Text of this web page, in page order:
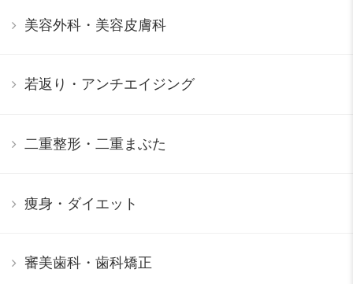
美容外科・美容皮膚科
若返り・アンチエイジング
二重整形・二重まぶた
痩身・ダイエット
審美歯科・歯科矯正